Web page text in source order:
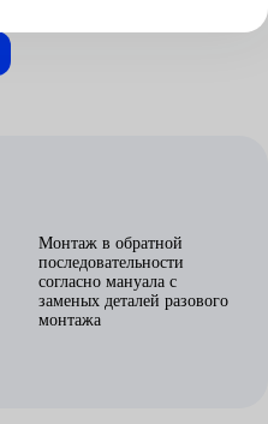
Монтаж в обратной
последовательности
согласно мануала с
заменых деталей разового
монтажа